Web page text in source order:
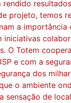
rendido
projeto, temos
a
iniciativas
O Totem
e com a
dos
o ambiente
sensação de